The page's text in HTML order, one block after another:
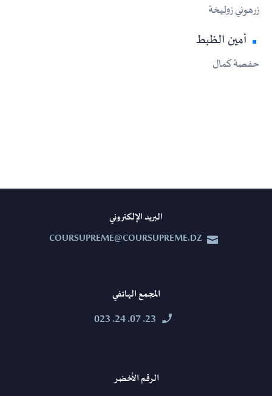
زرهوني زوليخة
أمين الظبط
حفصة كمال
البريد الإلكتروني


COURSUPREME@COURSUPREME.DZ
المجمع الهاتفي


23. 07. 24. 023
الرقم الأخضر